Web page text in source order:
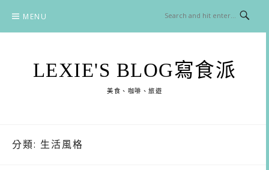
content
MENU
LEXIE'S BLOG寫食派
美食、咖啡、旅遊
分類: 生活風格